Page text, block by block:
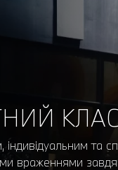
та
враженнями